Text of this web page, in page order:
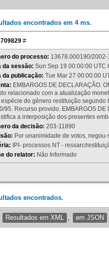
encontrados em 4 ms.
#
do processo: 13678.000190/2002-
da sessão: Sun Sep 19 00:00:00 UTC
da publicação: Tue Mar 27 00:00:00
EMBARGOS DE DECLARAÇÃO.
relacionado com a atualização
do gênero restituição segundo
95. Recurso provido. EMBARGOS
a interposição dos presentes
da decisão: 203-11890
Por unanimidade de votos,
IPI- processos NT - ressarc/
do relator: Não Informado
encontrados.
Resultados em XML em JSON